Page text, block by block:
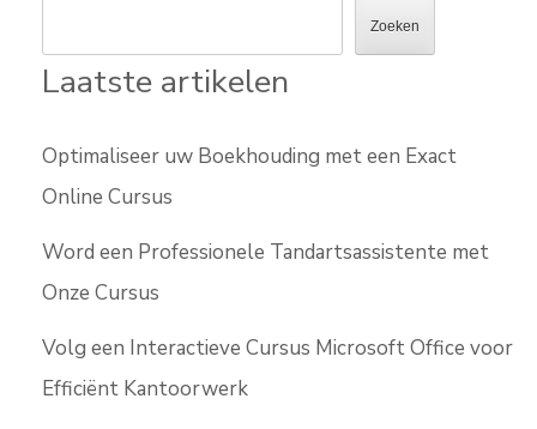
Zoeken
Laatste artikelen
Optimaliseer uw Boekhouding met een Exact
Online Cursus
Word een Professionele Tandartsassistente met
Onze Cursus
Volg een Interactieve Cursus Microsoft Office voor
Efficiënt Kantoorwerk